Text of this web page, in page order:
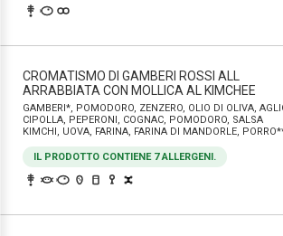
CROMATISMO DI GAMBERI ROSSI ALL
ARRABBIATA CON MOLLICA AL KIMCHEE
GAMBERI*, POMODORO, ZENZERO, OLIO DI OLIVA,
CIPOLLA, PEPERONI, COGNAC, POMODORO, SALSA
KIMCHI, UOVA, FARINA, FARINA DI MANDORLE,
IL PRODOTTO CONTIENE 7 ALLERGENI.